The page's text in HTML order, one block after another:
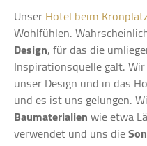
UnserHotel beim
Wohlfühlen.
Design, für das die
Inspirationsquelle galt.
unser Design und in das
und es ist uns gelungen.
Baumaterialienwie etwa
verwendet und uns die